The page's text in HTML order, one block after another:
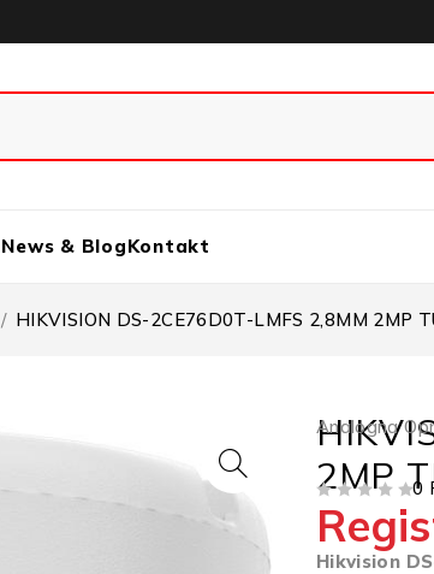
News & BlogKontakt
/ HIKVISION DS-2CE76D0T-LMFS 2,8MM 2MP
Analogna
2MP
0
Hikvision